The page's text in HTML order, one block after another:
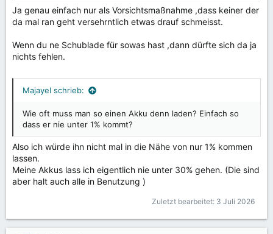
Ja genau einfach nur als Vorsichtsmaßnahme ,dass keiner der
da mal ran geht versehrntlich etwas drauf schmeisst.
Wenn du ne Schublade für sowas hast ,dann dürfte sich da ja
nichts fehlen.
Majayel schrieb:
Wie oft muss man so einen Akku denn laden? Einfach so
dass er nie unter 1% kommt?
Also ich würde ihn nicht mal in die Nähe von nur 1% kommen
lassen.
Meine Akkus lass ich eigentlich nie unter 30% gehen. (Die sind
aber halt auch alle in Benutzung )
Zuletzt bearbeitet: 3 Juli 2026